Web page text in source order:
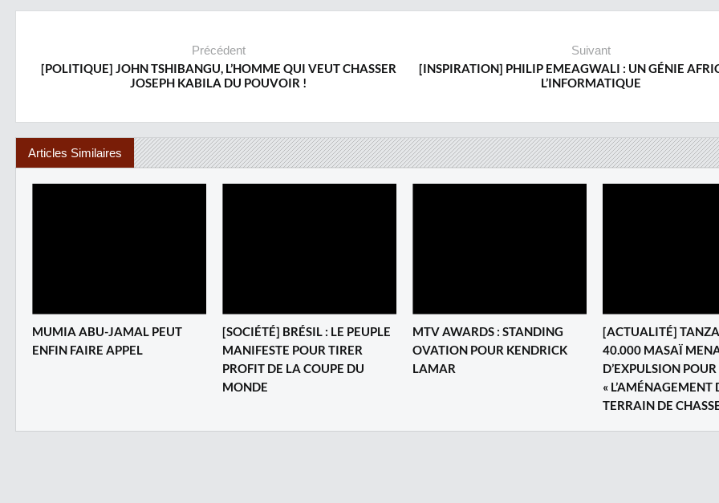
Précédent
[POLITIQUE] JOHN TSHIBANGU, L’HOMME QUI VEUT CHASSER
JOSEPH KABILA DU POUVOIR !
Suivant
[INSPIRATION] PHILIP EMEAGWALI : UN GÉNIE
L’INFORMATIQUE
Articles Similaires
MUMIA ABU-JAMAL PEUT
ENFIN FAIRE APPEL
[SOCIÉTÉ] BRÉSIL : LE PEUPLE
MANIFESTE POUR TIRER
PROFIT DE LA COUPE DU
MONDE
MTV AWARDS : STANDING
OVATION POUR KENDRICK
LAMAR
[ACTUALITÉ]
40.000 MASAÏ
D’EXPULSION POUR
« L’AMÉNAGEMENT
TERRAIN DE